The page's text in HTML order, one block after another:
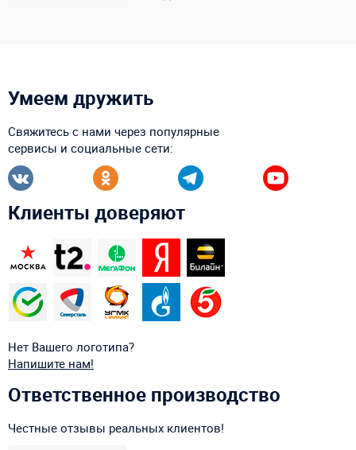
Умеем дружить
Свяжитесь с нами через популярные
сервисы и социальные сети:
Клиенты доверяют
Нет Вашего логотипа?
Напишите нам!
Ответственное производство
Честные отзывы реальных клиентов!